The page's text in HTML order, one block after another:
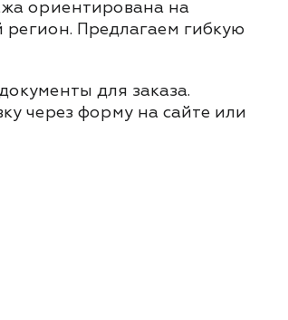
ориентирована на
Предлагаем гибкую
для заказа.
через форму на сайте или